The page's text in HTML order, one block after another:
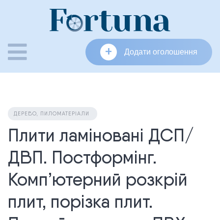
+ Додати оголошення
ДЕРЕВО, ПИЛОМАТЕРІАЛИ
Плити ламіновані ДСП/
ДВП. Постформінг.
Комп’ютерний розкрій
плит, порізка плит.